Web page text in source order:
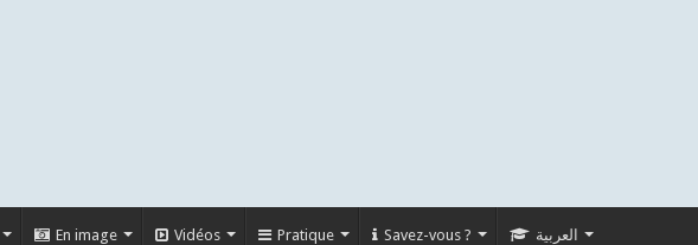
En image Vidéos Pratique Savez-vous ? العربية